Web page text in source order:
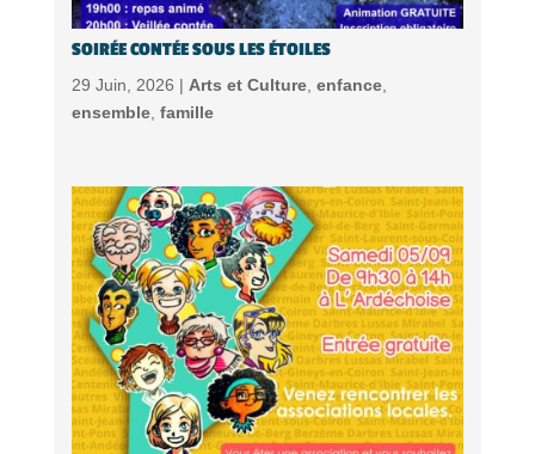
SOIRÉE CONTÉE SOUS LES ÉTOILES
29 Juin, 2026 | Arts et Culture, enfance,
ensemble, famille